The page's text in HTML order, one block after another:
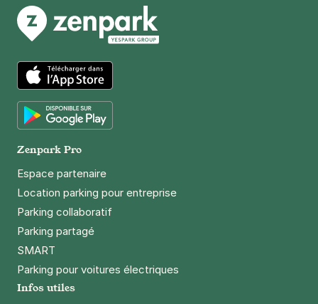
App Store
Zenpark Pro
Espace partenaire
Location parking pour entreprise
Parking collaboratif
Parking partagé
SMART
Parking pour voitures électriques
Infos utiles